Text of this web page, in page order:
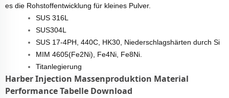
es die Rohstoffentwicklung für kleines Pulver.
SUS 316L
SUS304L
SUS 17-4PH, 440C, HK30, Niederschlagshärten durch Si
MIM 4605(Fe2Ni), Fe4Ni, Fe8Ni.
Titanlegierung
Harber Injection Massenproduktion Material
Performance Tabelle Download